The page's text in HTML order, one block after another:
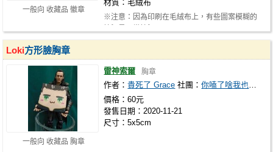
一般向 收藏品 徽章
材質：毛絨布
※注意：因為印刷在毛絨布上，有些圖案模糊的
一般向 收藏品 胸章
Loki方形臉胸章
雷神索爾 胸章
作者：貴死了 Grace 社團：你嗑了啥我也要來一點
價格：60元
發售日期：2020-11-21
尺寸：5x5cm